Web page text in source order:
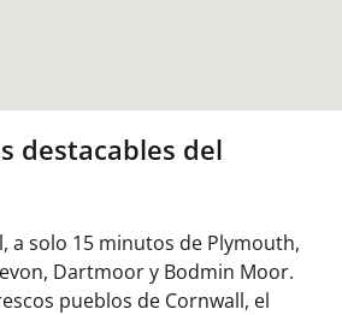
destacables del
a solo 15 minutos de Plymouth,
Dartmoor y Bodmin Moor.
pueblos de Cornwall, el